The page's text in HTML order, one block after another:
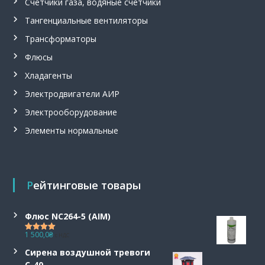
Тангенциальные вентиляторы
Трансформаторы
Флюсы
Хладагенты
Электродвигатели АИР
Электрооборудование
Элементы нормальные
Рейтинговые товары
Флюс NC264-5 (AIM)
Оценка5.00
1 500,0₴
Сирена воздушной тревоги